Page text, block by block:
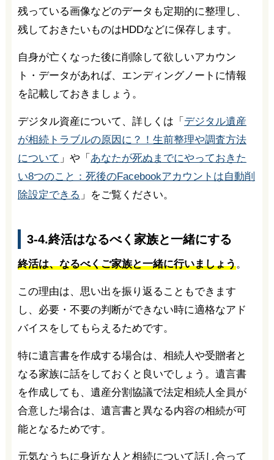
残っている画像などのデータも定期的に整理し、
残しておきたいものはHDDなどに保存します。
自身が亡くなった後に削除して欲しいアカウン
ト・データがあれば、エンディングノートに情報
を記載しておきましょう。
デジタル資産について、詳しくは「 デジタル遺産
が相続トラブルの原因に？！生前整理や調査方法
について 」や「 あなたが死ぬまでにやっておきた
い8つのこと：死後のFacebookアカウントは自動削
除設定できる 」をご覧ください。
3-4.終活はなるべく家族と一緒にする
終活は、なるべくご家族と一緒に行いましょう。
この理由は、思い出を振り返ることもできます
し、必要・不要の判断ができない時に適格なアド
バイスをしてもらえるためです。
特に遺言書を作成する場合は、相続人や受贈者と
なる家族に話をしておくと良いでしょう。遺言書
を作成しても、遺産分割協議で法定相続人全員が
合意した場合は、遺言書と異なる内容の相続が可
能となるためです。
元気なうちに身近な人と相続について話し合って